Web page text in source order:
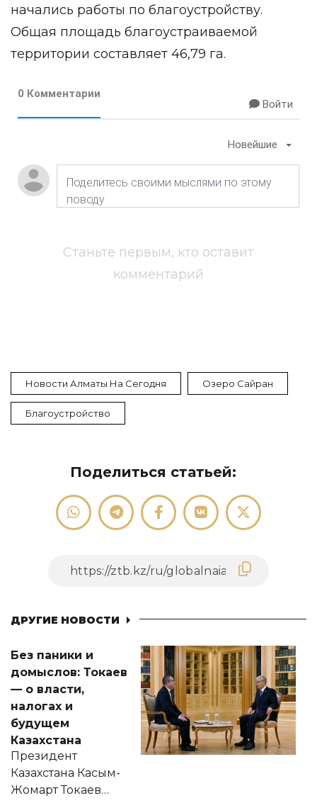
начались работы по благоустройству.
Общая площадь благоустраиваемой
территории составляет 46,79 га.
0 Комментарии
Войти
Новейшие
Станьте первым, кто оставит
комментарий
Новости Алматы На Сегодня Озеро Сайран
Благоустройство
Поделиться статьей:
ДРУГИЕ НОВОСТИ
Без паники и
домыслов: Токаев
— о власти,
налогах и
будущем
Казахстана
Президент
Казахстана Касым-
Жомарт Токаев